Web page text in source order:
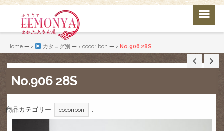
Home — › カタログ別 — › cocoribon — › No.906 28S
No.906 28S
商品カテゴリー: cocoribon .